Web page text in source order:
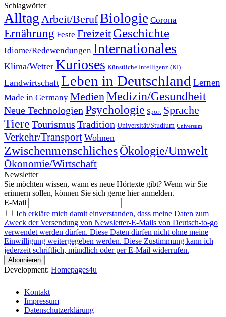
Schlagwörter
Alltag Arbeit/BerufBiologie Corona
Ernährung Feste Freizeit Geschichte
Idiome/Redewendungen Internationales
Klima/Wetter Kurioses Künstliche Intelligenz (KI)
Landwirtschaft Leben in Deutschland Lernen
Made in Germany Medien Medizin/Gesundheit
Neue Technologien Psychologie Sport Sprache
Tiere Tourismus Tradition Universität/Studium Universum
Verkehr/Transport Wohnen
ZwischenmenschlichesÖkologie/Umwelt
Ökonomie/Wirtschaft
Newsletter
Sie möchten wissen, wann es neue Hörtexte gibt? Wenn wir Sie
erinnern sollen, können Sie sich gerne hier anmelden.
E-Mail
Ich erkläre mich damit einverstanden, dass meine Daten zum
Zweck der Versendung von Newsletter-E-Mails von Deutsch-to-go
verwendet werden dürfen. Diese Daten dürfen nicht ohne meine
Einwilligung weitergegeben werden. Diese Zustimmung kann ich
jederzeit schriftlich, mündlich oder per E-Mail widerrufen.
Development: Homepages4u
Kontakt
Impressum
Datenschutzerklärung